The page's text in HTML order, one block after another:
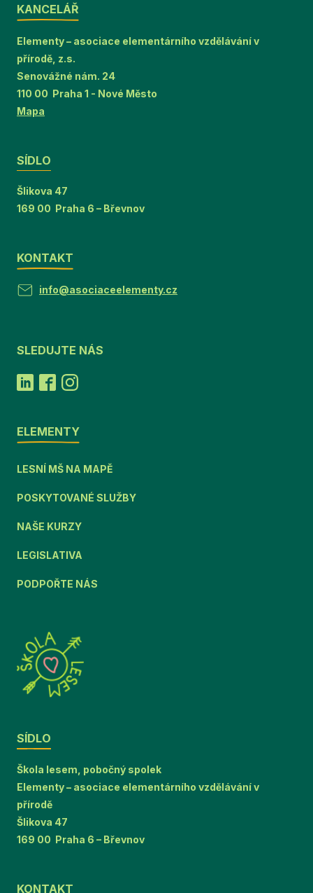
KANCELÁŘ
Elementy – asociace elementárního vzdělávání v
přírodě, z.s.
Senovážné nám. 24
110 00 Praha 1 - Nové Město
Mapa
SÍDLO
Šlikova 47
169 00 Praha 6 – Břevnov
KONTAKT
info@asociaceelementy.cz
SLEDUJTE NÁS
ELEMENTY
LESNÍ MŠ NA MAPĚ
POSKYTOVANÉ SLUŽBY
NAŠE KURZY
LEGISLATIVA
PODPOŘTE NÁS
SÍDLO
Škola lesem, pobočný spolek
Elementy – asociace elementárního vzdělávání v
přírodě
Šlikova 47
169 00 Praha 6 – Břevnov
KONTAKT